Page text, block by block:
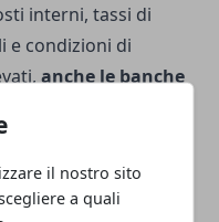
il nostro sito
a quali
interni, tassi di
e condizioni di
anche le banche
fondi da
questi costi ai